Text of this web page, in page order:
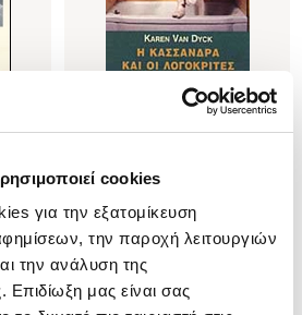
cookies
για την εξατομίκευση
την παροχή λειτουργιών
την ανάλυση της
Επιδίωξη μας είναι σας
Η ΚΑΣΣΑΝΔΡΑ ΚΑΙ ΟΙ
ΛΟΓΟΚΡΙΤΕΣ ΣΤΗΝ ΕΛΛΗΝΙΚΗ
ΠΟΙΗΣΗ 1967-1990
DYCK KAREN. VAN
Κωδ. Πολιτείας:0020-0612